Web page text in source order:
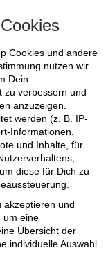
Cookies und andere
nutzen wir
Dein
zu verbessern und
anzuzeigen.
werden (z. B. IP-
Informationen,
und Inhalte, für
diese für Dich zu
akzeptieren und
um eine
Übersicht der
individuelle Auswahl